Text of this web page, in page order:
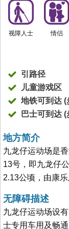
视障人士 情侣
引路径
儿童游戏区
地铁可到达 (
巴士可到达
地方简介
九龙仔运动场是
13号，即九龙仔
2.13公顷，由康
无障碍描述
九龙仔运动场设
士专用车用及畅